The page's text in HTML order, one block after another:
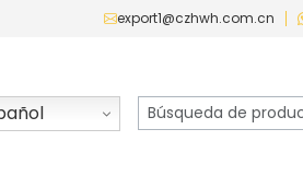
export1@czhwh.com.cn